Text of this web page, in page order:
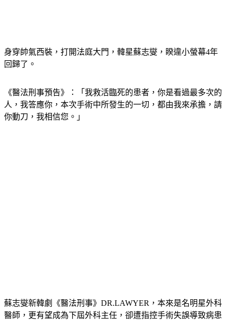
回歸了。
人，我答應你，本次手術中所發生的一切，都由我來承擔，請
你動刀，我相信您。」
醫師，更有望成為下屆外科主任，卻遭指控手術失誤導致病患
死亡，甚至被撤銷執照。